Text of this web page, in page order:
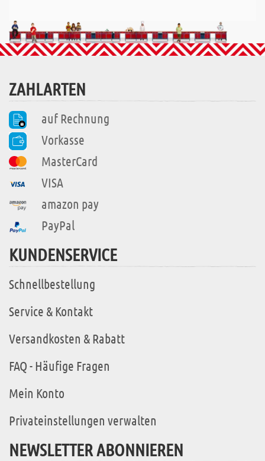
ZAHLARTEN
auf Rechnung
Vorkasse
MasterCard
VISA
amazon pay
PayPal
KUNDENSERVICE
Schnellbestellung
Service & Kontakt
Versandkosten & Rabatt
FAQ - Häufige Fragen
Mein Konto
Privateinstellungen verwalten
NEWSLETTER ABONNIEREN